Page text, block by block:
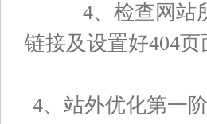
4、检查网站所
链接及设置好404页
4、站外优化第一